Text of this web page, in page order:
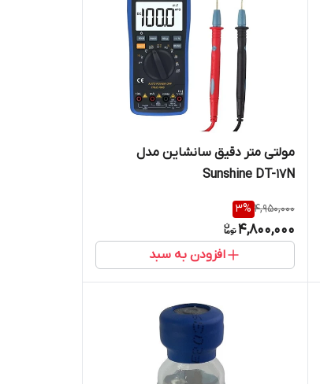
مولتی متر دقیق سانشاین مدل
Sunshine DT-17N
4,950,000
3%
4,800,000
افزودن به سبد